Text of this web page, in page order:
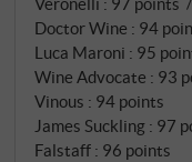
Doctor Wine : 94
Luca Maroni : 95
Wine Advocate : 93
Vinous : 94 points
James Suckling : 97
Falstaff : 96 points